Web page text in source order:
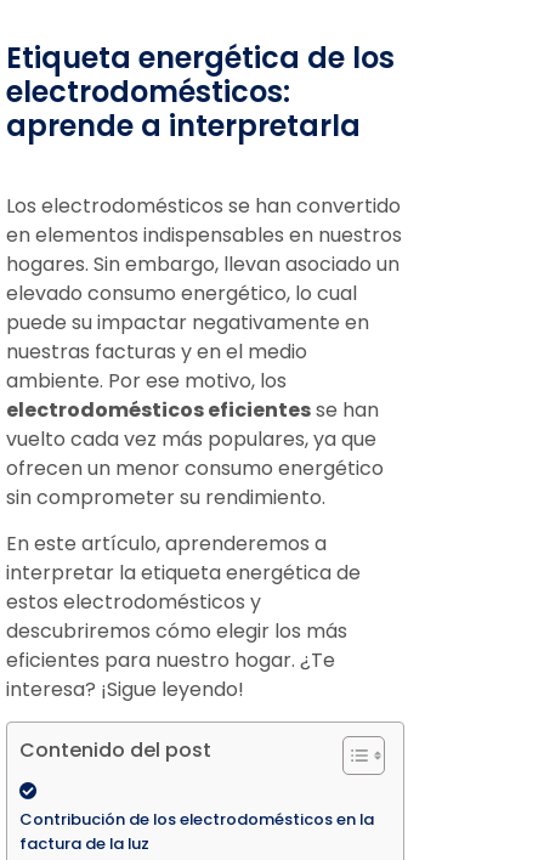
Etiqueta energética de los
electrodomésticos:
aprende a interpretarla
Los electrodomésticos se han convertido
en elementos indispensables en nuestros
hogares. Sin embargo, llevan asociado un
elevado consumo energético, lo cual
puede su impactar negativamente en
nuestras facturas y en el medio
ambiente. Por ese motivo, los
electrodomésticos eficientesse han
vuelto cada vez más populares, ya que
ofrecen un menor consumo energético
sin comprometer su rendimiento.
En este artículo, aprenderemos a
interpretar la etiqueta energética de
estos electrodomésticos y
descubriremos cómo elegir los más
eficientes para nuestro hogar. ¿Te
interesa? ¡Sigue leyendo!
Contenido del post
Contribución de los electrodomésticos en la
factura de la luz